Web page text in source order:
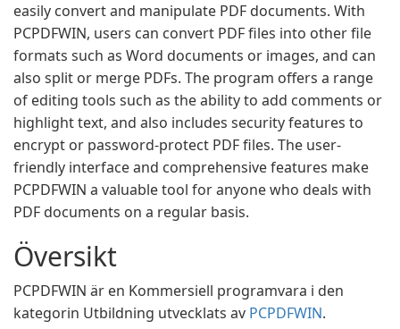
easily convert and manipulate PDF documents. With
PCPDFWIN, users can convert PDF files into other file
formats such as Word documents or images, and can
also split or merge PDFs. The program offers a range
of editing tools such as the ability to add comments or
highlight text, and also includes security features to
encrypt or password-protect PDF files. The user-
friendly interface and comprehensive features make
PCPDFWIN a valuable tool for anyone who deals with
PDF documents on a regular basis.
Översikt
PCPDFWIN är en Kommersiell programvara i den
kategorin Utbildning utvecklats av PCPDFWIN.